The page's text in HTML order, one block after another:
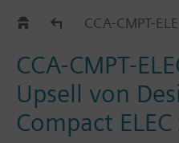
OptionenCCA-CMPT-
CCA-CMPT-
Upsell von
Compact